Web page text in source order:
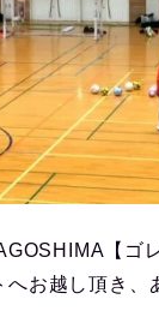
【ゴ
へお越し頂き、